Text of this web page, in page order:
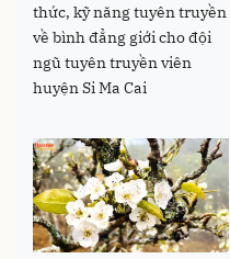
thức, kỹ năng tuyên truyền
về bình đẳng giới cho đội
ngũ tuyên truyền viên
huyện Si Ma Cai